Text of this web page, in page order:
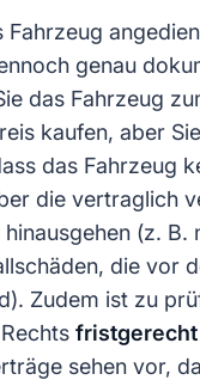
Fahrzeug
genau
das Fahrzeug
kaufen, aber
das Fahrzeug
die vertraglich
(z. B.
die vor
Zudem ist zu
fristgerecht
sehen vor,